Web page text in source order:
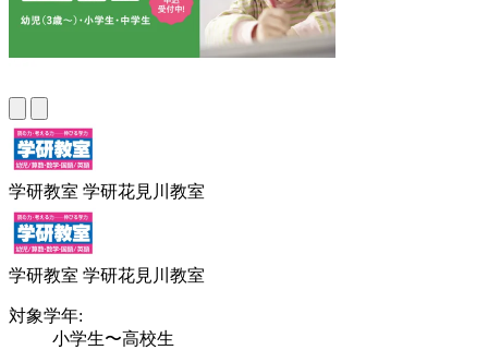
学研教室 学研花見川教室
学研教室 学研花見川教室
対象学年:
小学生〜高校生